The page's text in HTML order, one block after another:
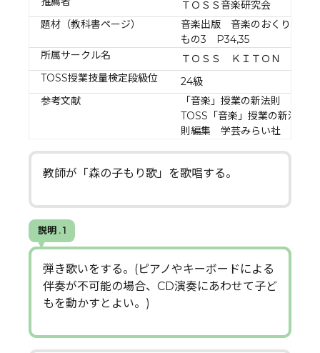
ＴＯＳＳ音楽研究会
題材（教科書ページ）
音楽出版 音楽のおくり
もの3 P34,35
所属サークル名
ＴＯＳＳ ＫＩＴＯＮ
TOSS授業技量検定段級位
24級
参考文献
「音楽」授業の新法則
TOSS「音楽」授業の新法
則編集 学芸みらい社
教師が「森の子もり歌」を歌唱する。
説明 . 1
弾き歌いをする。(ピアノやキーボードによる
伴奏が不可能の場合、CD演奏にあわせて子ど
もを動かすとよい。)